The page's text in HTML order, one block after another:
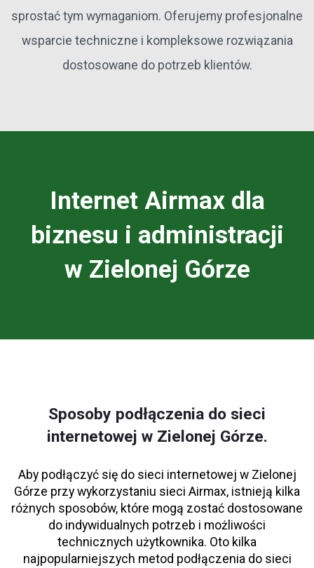
sprostać tym wymaganiom. Oferujemy profesjonalne
wsparcie techniczne i kompleksowe rozwiązania
dostosowane do potrzeb klientów.
Internet Airmax dla
biznesu i administracji
w Zielonej Górze
Sposoby podłączenia do sieci
internetowej w Zielonej Górze.
Aby podłączyć się do sieci internetowej w Zielonej
Górze przy wykorzystaniu sieci Airmax, istnieją kilka
różnych sposobów, które mogą zostać dostosowane
do indywidualnych potrzeb i możliwości
technicznych użytkownika. Oto kilka
najpopularniejszych metod podłączenia do sieci